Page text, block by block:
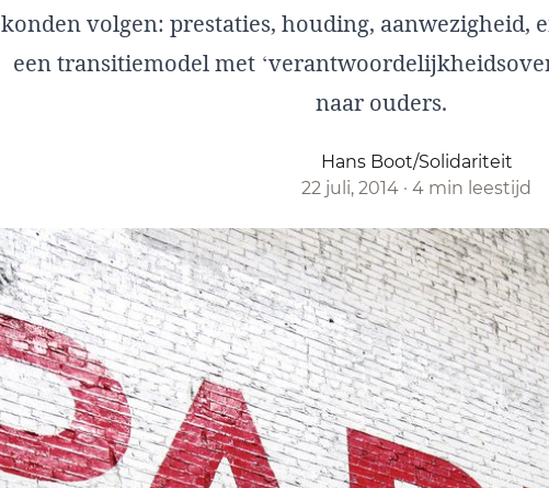
konden volgen: prestaties, houding, aanwezigheid,
een transitiemodel met
naar ouders.
Hans Boot/Solidariteit
22 juli, 2014 · 4 min leestijd